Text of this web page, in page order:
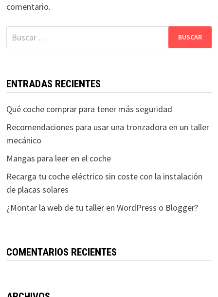
comentario.
Buscar:
ENTRADAS RECIENTES
Qué coche comprar para tener más seguridad
Recomendaciones para usar una tronzadora en un taller
mecánico
Mangas para leer en el coche
Recarga tu coche eléctrico sin coste con la instalación
de placas solares
¿Montar la web de tu taller en WordPress o Blogger?
COMENTARIOS RECIENTES